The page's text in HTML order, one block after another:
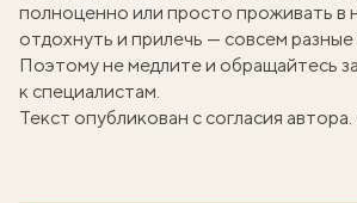
полноценно или просто проживать в
отдохнуть и прилечь — совсем
Поэтому не медлите и обращайтесь
к специалистам.
Текст опубликован с согласия автора.